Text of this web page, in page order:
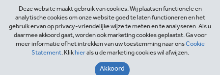
©2026 SOLV Advocaten
Deze website maakt gebruik van cookies. Wij plaatsen functionele en
analytische cookies om onze website goed te laten functioneren en het
gebruik ervan op privacy-vriendelijke wijze te meten en te analyseren. Als u
daarmee akkoord gaat, worden ook marketing cookies geplaatst. Ga voor
meer informatie of het intrekken van uw toestemming naar onsCookie
Statement. Klikhierals u de marketing cookies wil afwijzen.
Akkoord